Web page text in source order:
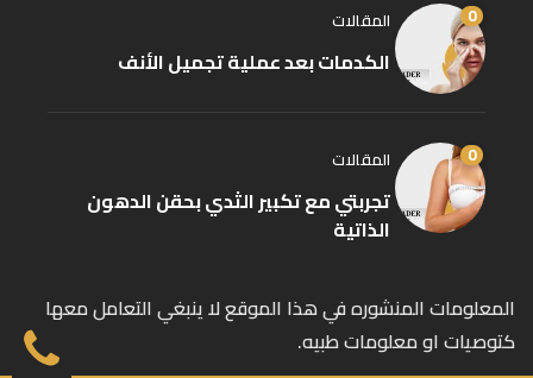
0 المقالات
الكدمات بعد عملية تجميل الأنف
0 المقالات
تجربتي مع تكبير الثدي بحقن الدهون
الذاتية
المعلومات المنشوره في هذا الموقع لا ينبغي التعامل معها
كتوصيات او معلومات طبيه.